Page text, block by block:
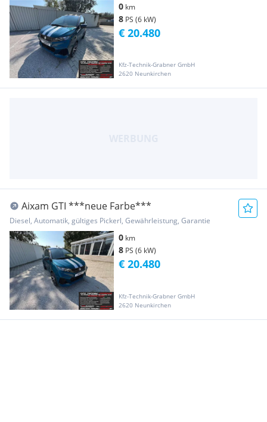
0 km
8 PS (6 kW)
Kfz-Technik-Grabner GmbH
2620 Neunkirchen
€ 20.480
Aixam GTI ***neue Farbe***
Diesel, Automatik, gültiges Pickerl, Gewährleistung, Garantie
0 km
8 PS (6 kW)
Kfz-Technik-Grabner GmbH
2620 Neunkirchen
€ 20.480